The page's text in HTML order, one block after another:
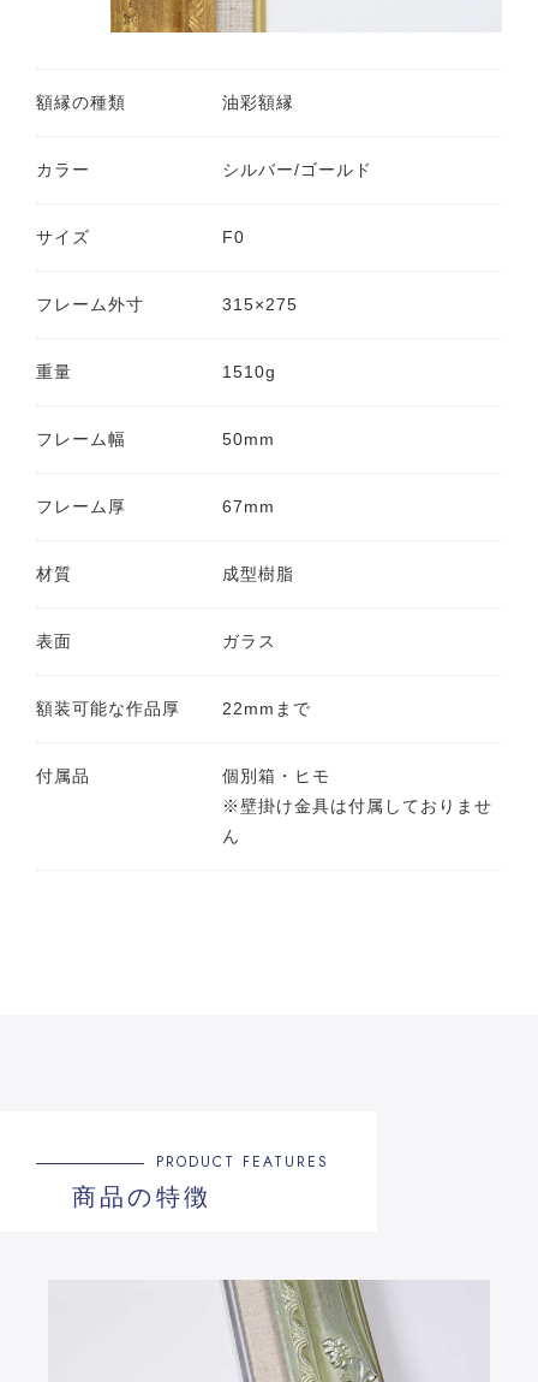
額縁の種類 油彩額縁
カラー シルバー/ゴールド
サイズ F0
フレーム外寸 315×275
重量 1510g
フレーム幅 50mm
フレーム厚 67mm
材質 成型樹脂
表面 ガラス
額装可能な作品厚 22mmまで
付属品
個別箱・ヒモ
※壁掛け金具は付属しておりませ
ん
PRODUCT FEATURES
商品の特徴